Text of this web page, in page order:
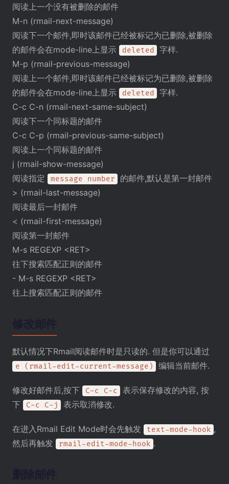
阅读上一个没有被删除的邮件
M-n (rmail-next-message)
阅读下一个邮件,即时该邮件已经被标记为已删除,被删除
的邮件会在mode-line上显示
deleted
字样.
M-p (rmail-previous-message)
阅读上一个邮件,即时该邮件已经被标记为已删除,被删除
的邮件会在mode-line上显示
deleted
字样.
C-c C-n (rmail-next-same-subject)
阅读下一个同标题的邮件
C-c C-p (rmail-previous-same-subject)
阅读上一个同标题的邮件
j (rmail-show-message)
阅读指定
message number
的邮件,默认是第一封邮件
> (rmail-last-message)
阅读最后一封邮件
< (rmail-first-message)
阅读第一封邮件
M-s REGEXP <RET>
往下搜索匹配正则的邮件
- M-s REGEXP <RET>
往上搜索匹配正则的邮件
默认情况下Rmail阅读邮件时是只读的. 但是你可以通过
e (rmail-edit-current-message) 编辑当前邮件.
修改好邮件后,按下 C-c C-c
表示保存修改的内容, 按
下
C-c C-j 表示取消修改.
在进入Rmail Edit Mode时会先触发 text-mode-hook ,
然后再触发
rmail-edit-mode-hook .